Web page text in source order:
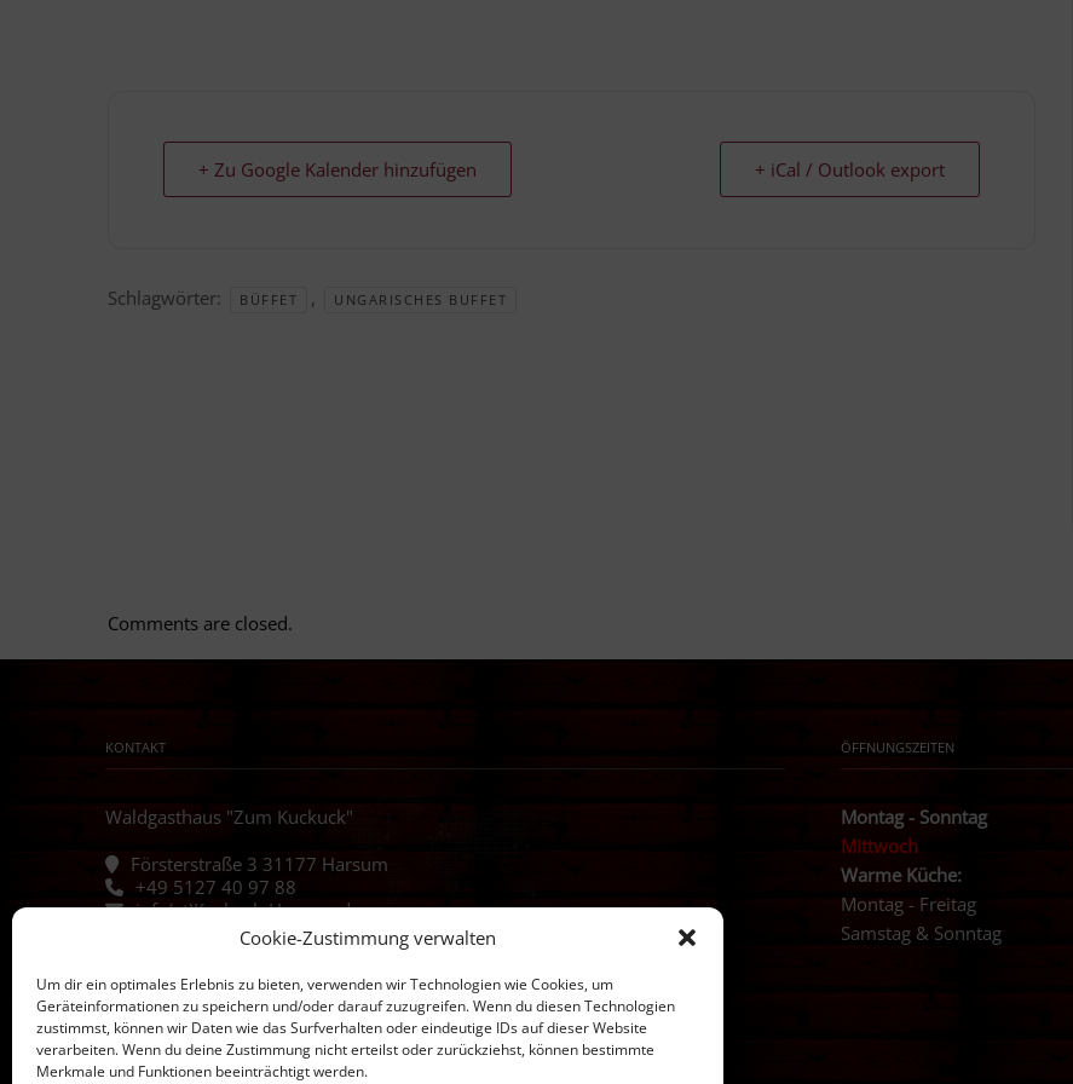
Cookie-Zustimmung verwalten
Um dir ein optimales Erlebnis zu bieten, verwenden wir Technologien wie Cookies, um
Geräteinformationen zu speichern und/oder darauf zuzugreifen. Wenn du diesen Technologien
zustimmst, können wir Daten wie das Surfverhalten oder eindeutige IDs auf dieser Website
verarbeiten. Wenn du deine Zustimmung nicht erteilst oder zurückziehst, können bestimmte
Merkmale und Funktionen beeinträchtigt werden.
+ Zu Google Kalender hinzufügen + iCal / Outlook export
Schlagwörter: BÜFFET , UNGARISCHES BUFFET
Comments are closed.
KONTAKT
Waldgasthaus "Zum Kuckuck"
Försterstraße 3 31177 Harsum
+49 5127 40 97 88
info(at)Kuckuck-Harsum.de
ÖFFNUNGSZEITEN
Montag - Sonntag
Mittwoch
Warme Küche:
Montag - Freitag
Samstag & Sonntag